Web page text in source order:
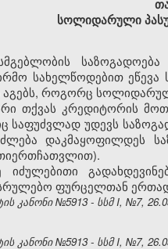
სოლიდარული
სახელწოდებით ეწევა
აგებს, როგორც
თქვას კრედიტორის
საფუძვლად უდევს
დაკმაყოფილდეს
იძულებითი
ფურცელთან
კანონი №5913 - სსმ I, №7,
კანონი №5913 - სსმ I, №7,